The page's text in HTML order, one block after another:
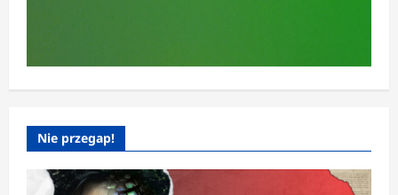
Nie przegap!